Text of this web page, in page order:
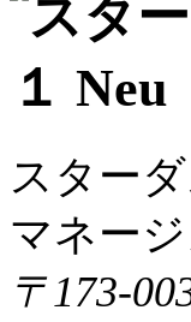
スター
マネー
〒173-